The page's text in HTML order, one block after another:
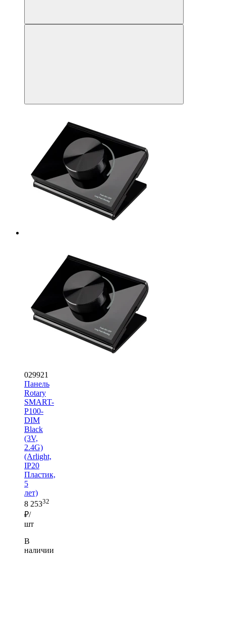
029921
Панель
Rotary
SMART-
P100-
DIM
Black
(3V,
2.4G)
(Arlight,
IP20
Пластик,
5
лет)
8 25332
₽/
шт
В
наличии